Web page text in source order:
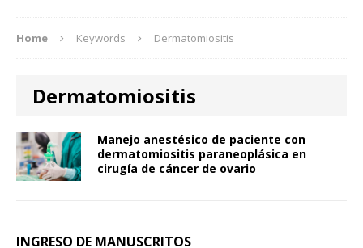
Home Keywords Dermatomiositis
Dermatomiositis
Manejo anestésico de paciente con
dermatomiositis paraneoplásica en
cirugía de cáncer de ovario
INGRESO DE MANUSCRITOS